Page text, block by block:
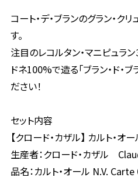
コート・デ・ブランのグラン・ク
す。
注目のレコルタン・マニピュラ
ドネ100%で造る「ブラン・ド・
ださい！
セット内容
【クロード・カザル】 カルト・オ
生産者：クロード・カザル
品名：カルト・オール N.V.